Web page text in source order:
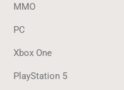
MMO
PC
Xbox One
PlayStation 5